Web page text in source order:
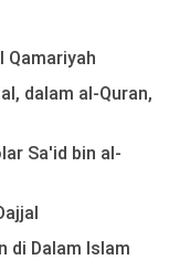
Qamariyah
dalam al-Quran,
Sa'id bin al-
di Dalam Islam